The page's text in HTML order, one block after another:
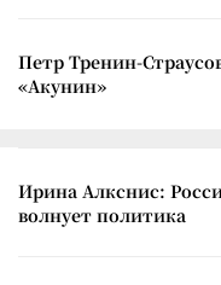
Петр Тренин-
«Акунин»
Ирина Алкснис:
волнует политика